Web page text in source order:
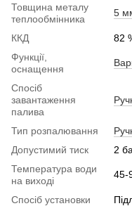
Товщина металу
теплообмінника
5
ККД
82
Функції,
оснащення
Спосіб
завантаження
палива
Тип розпалювання
Допустимий тиск
2
Температура води
на виході
45-
Спосіб установки